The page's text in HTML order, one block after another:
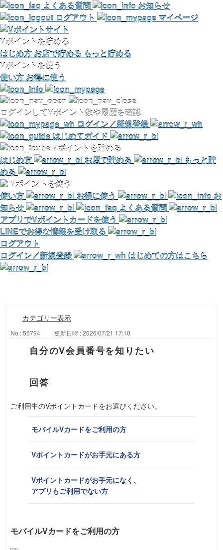
よくある質問
お知らせ
ログアウト
マイページ
Vポイントを貯める
はじめ方 お店で貯める もっと貯める
Vポイントを使う
使い方 お得に使う
ログインしてVポイント数や履歴を確認
ログイン／新規登録
はじめてガイド
Vポイントを貯める
はじめ方
お店で貯める
もっと貯
める
Vポイントを使う
使い方
お得に使う
お
知らせ
よくある質問
アプリでVポイントカードを使う
LINEでお得な情報を受け取る
ログアウト
ログイン／新規登録
はじめての方はこちら
カテゴリー表示
No : 56794 更新日時 : 2026/07/21 17:10
自分のV会員番号を知りたい
ご利用中のVポイントカードをお選びください。
モバイルVカードをご利用の方
Vポイントカードがお手元にある方
Vポイントカードがお手元になく、
アプリもご利用でない方
モバイルVカードをご利用の方